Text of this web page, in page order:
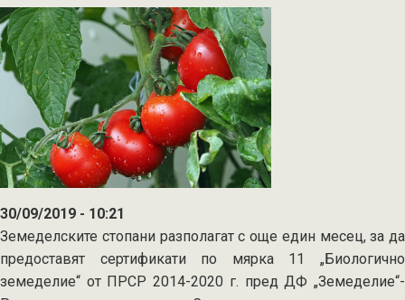
30/09/2019 - 10:21
Земеделските стопани разполагат с още един месец, за да
предоставят сертификати по мярка 11 „Биологично
земеделие“ от ПРСР 2014-2020 г. пред ДФ „Земеделие“-